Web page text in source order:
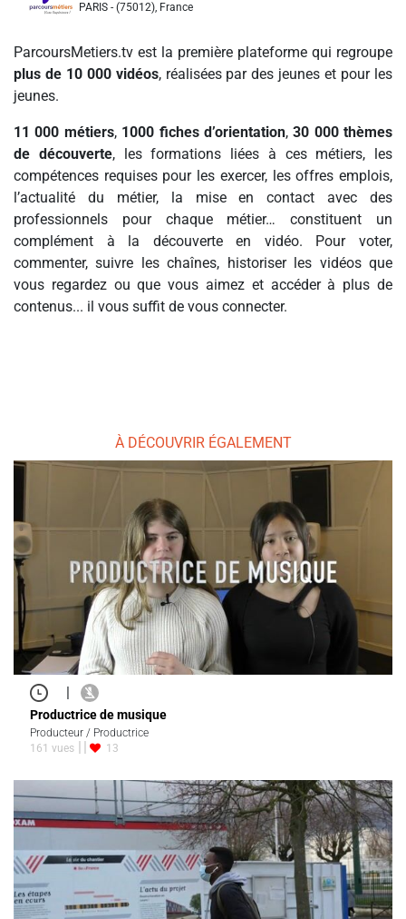
PARIS - (75012), France
ParcoursMetiers.tv est la première plateforme qui regroupe
plus de 10 000 vidéos, réalisées par des jeunes et pour les
jeunes.
11 000 métiers, 1000 fiches d’orientation,30 000 thèmes
de découverte, les formations liées à ces métiers, les
compétences requises pour les exercer, les offres emplois,
l’actualité du métier, la mise en contact avec des
professionnels pour chaque métier… constituent un
complément à la découverte en vidéo. Pour voter,
commenter, suivre les chaînes, historiser les vidéos que
vous regardez ou que vous aimez et accéder à plus de
contenus... il vous suffit de vous connecter.
À DÉCOUVRIR ÉGALEMENT
|
Productrice de musique
Producteur / Productrice
161 vues
13